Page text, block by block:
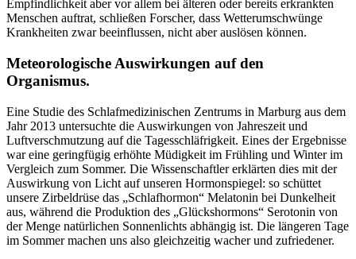
Empfindlichkeit aber vor allem bei älteren oder bereits erkrankten
Menschen auftrat, schließen Forscher, dass Wetterumschwünge
Krankheiten zwar beeinflussen, nicht aber auslösen können.
Meteorologische Auswirkungen auf den
Organismus.
Eine Studie des Schlafmedizinischen Zentrums in Marburg aus dem
Jahr 2013 untersuchte die Auswirkungen von Jahreszeit und
Luftverschmutzung auf die Tagesschläfrigkeit. Eines der Ergebnisse
war eine geringfügig erhöhte Müdigkeit im Frühling und Winter im
Vergleich zum Sommer. Die Wissenschaftler erklärten dies mit der
Auswirkung von Licht auf unseren Hormonspiegel: so schüttet
unsere Zirbeldrüse das „Schlafhormon“ Melatonin bei Dunkelheit
aus, während die Produktion des „Glückshormons“ Serotonin von
der Menge natürlichen Sonnenlichts abhängig ist. Die längeren Tage
im Sommer machen uns also gleichzeitig wacher und zufriedener.